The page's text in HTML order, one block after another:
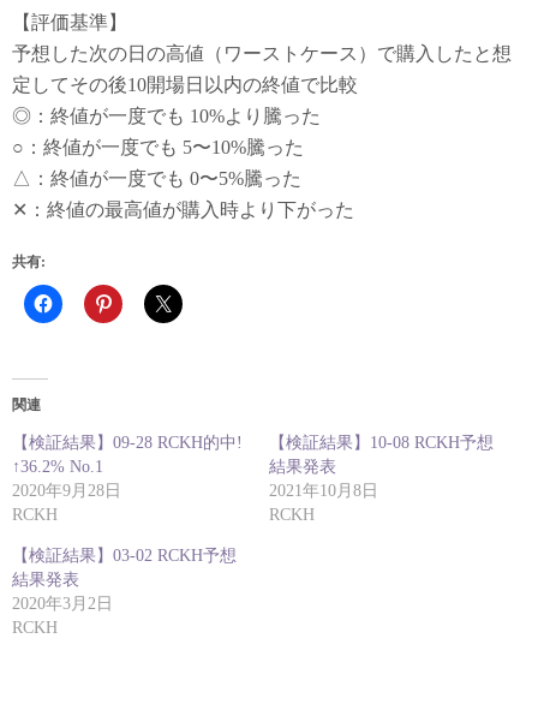
【評価基準】
予想した次の日の高値（ワーストケース）で購入したと想
定してその後10開場日以内の終値で比較
◎：終値が一度でも 10%より騰った
○：終値が一度でも 5〜10%騰った
△：終値が一度でも 0〜5%騰った
✕：終値の最高値が購入時より下がった
共有:
関連
【検証結果】09-28 RCKH的中!
↑36.2% No.1
2020年9月28日
RCKH
【検証結果】10-08 RCKH予想
結果発表
2021年10月8日
RCKH
【検証結果】03-02 RCKH予想
結果発表
2020年3月2日
RCKH